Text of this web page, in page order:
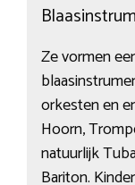
Ze vormen
orkesten en
Hoorn,
natuurlijk
Bariton.